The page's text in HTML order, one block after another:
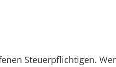
Steuerpflichtigen.